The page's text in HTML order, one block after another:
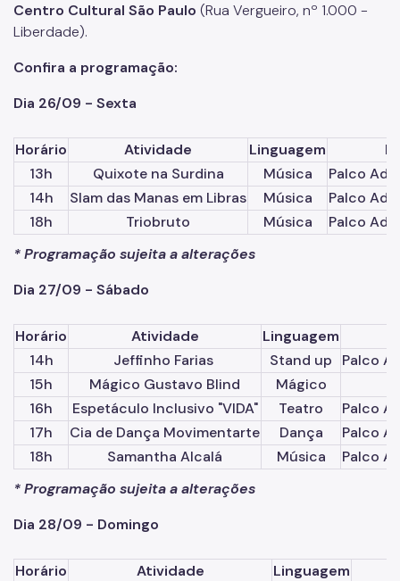
Centro Cultural São Paulo (Rua Vergueiro, nº 1.000 -
Liberdade).
Confira a programação:
Dia 26/09 - Sexta
Horário Atividade Linguagem
13h
Quixote na Surdina Música
Palco
14h
Slam das Manas em Libras Música
Palco
18h
Triobruto Música
Palco
* Programação sujeita a alterações
Dia 27/09 - Sábado
Horário Atividade Linguagem
14h
Jeffinho Farias Stand up
Palco
15h
Mágico Gustavo Blind Mágico
16h
Espetáculo Inclusivo "VIDA" Teatro
Palco
17h
Cia de Dança Movimentarte Dança
Palco
18h
Samantha Alcalá Música
Palco
* Programação sujeita a alterações
Dia 28/09 - Domingo
Horário Atividade
Linguagem